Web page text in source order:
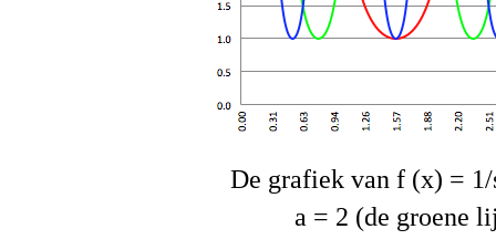
De grafiek van f (x) =
a = 2 (de groene